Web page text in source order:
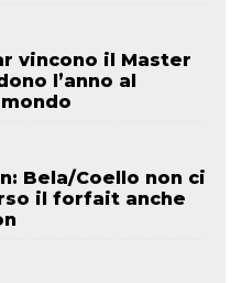
vincono il Master
l’anno al
Bela/Coello non ci
il forfait anche